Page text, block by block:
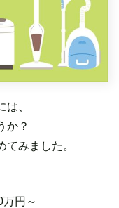
、
か？
みました。
円～